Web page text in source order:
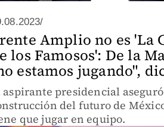
Amplio no es 'La
los Famosos': De la
estamos jugando",
aspirante presidencial
del futuro de
que jugar en equipo.